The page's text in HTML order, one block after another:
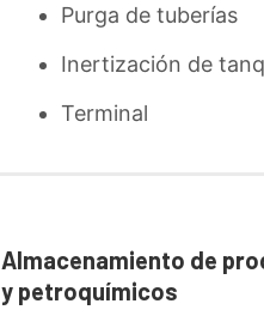
Purga de tuberías
Inertización de
Terminal
Almacenamiento de
y petroquímicos